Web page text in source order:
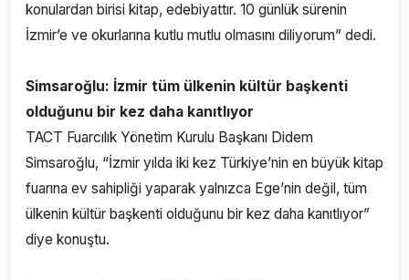
konulardan birisi kitap, edebiyattır. 10 günlük sürenin
İzmir’e ve okurlarına kutlu mutlu olmasını diliyorum” dedi.
Simsaroğlu: İzmir tüm ülkenin kültür başkenti
olduğunu bir kez daha kanıtlıyor
TACT Fuarcılık Yönetim Kurulu Başkanı Didem
Simsaroğlu, “İzmir yılda iki kez Türkiye’nin en büyük kitap
fuarına ev sahipliği yaparak yalnızca Ege’nin değil, tüm
ülkenin kültür başkenti olduğunu bir kez daha kanıtlıyor”
diye konuştu.